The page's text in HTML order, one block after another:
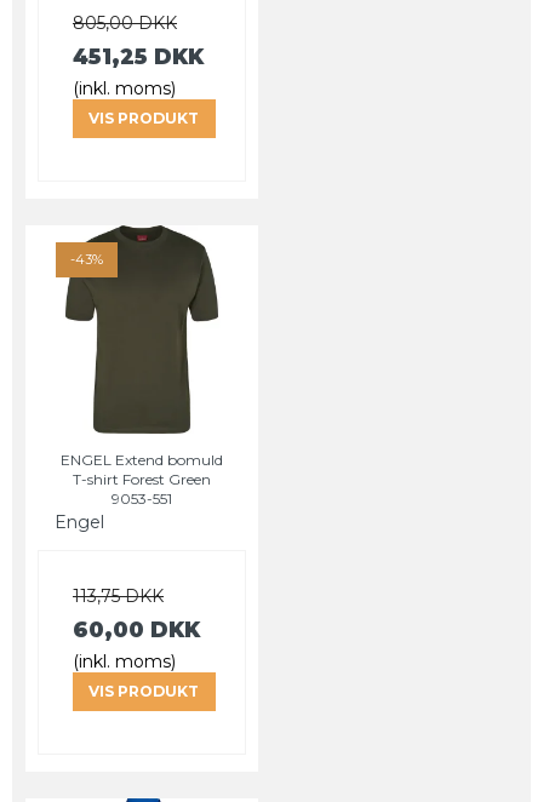
805,00 DKK
451,25 DKK
(inkl. moms)
VIS PRODUKT
-43%
ENGEL Extend bomuld
T-shirt Forest Green
9053-551
Engel
113,75 DKK
60,00 DKK
(inkl. moms)
VIS PRODUKT